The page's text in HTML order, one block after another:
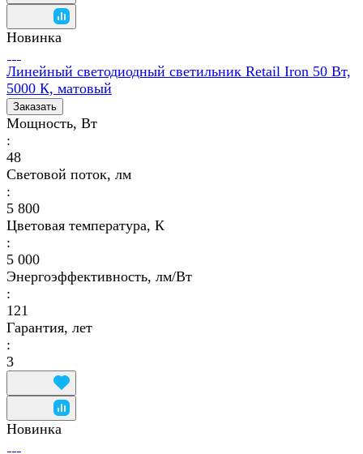
Новинка
Линейный светодиодный светильник Retail Iron 50 Вт,
5000 К, матовый
Заказать
Мощность, Вт
:
48
Световой поток, лм
:
5 800
Цветовая температура, К
:
5 000
Энергоэффективность, лм/Вт
:
121
Гарантия, лет
:
3
Новинка